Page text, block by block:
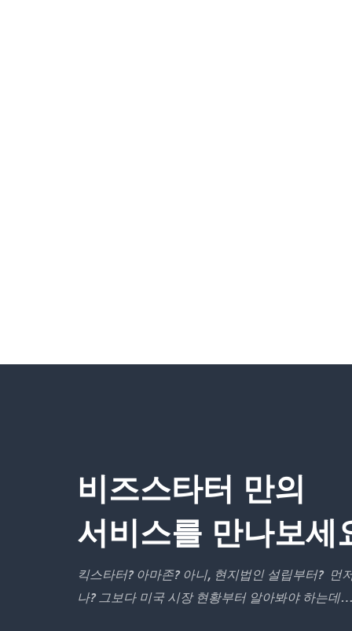
비즈스타터 만의
서비스를 만나보세
킥스타터?아마존?아니, 현지법인 설립부터? 먼
나? 그보다 미국시장 현황부터 알아봐야하는데…